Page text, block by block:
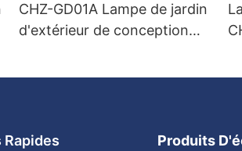
CHZ-GD01A Lampe de jardin
d'extérieur de conception
Rapides Produits